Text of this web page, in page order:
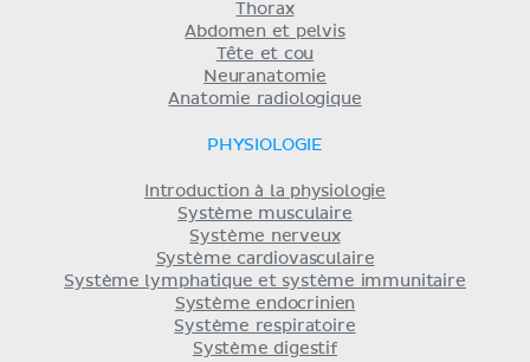
Thorax
Abdomen et pelvis
Tête et cou
Neuranatomie
Anatomie radiologique
PHYSIOLOGIE
Introduction à la physiologie
Système musculaire
Système nerveux
Système cardiovasculaire
Système lymphatique et système immunitaire
Système endocrinien
Système respiratoire
Système digestif